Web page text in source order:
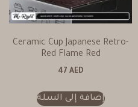
Ceramic Cup Japanese Retro-
Red Flame Red
47 AED
إضافة إلى السلة